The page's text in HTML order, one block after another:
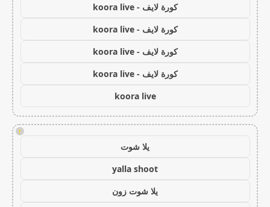
كورة لايف - koora live
كورة لايف - koora live
كورة لايف - koora live
كورة لايف - koora live
koora live
!
يلا شوت
yalla shoot
يلا شوت زون